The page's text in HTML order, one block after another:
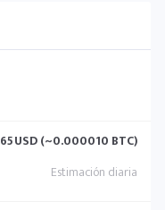
USD (~0.000010 BTC)